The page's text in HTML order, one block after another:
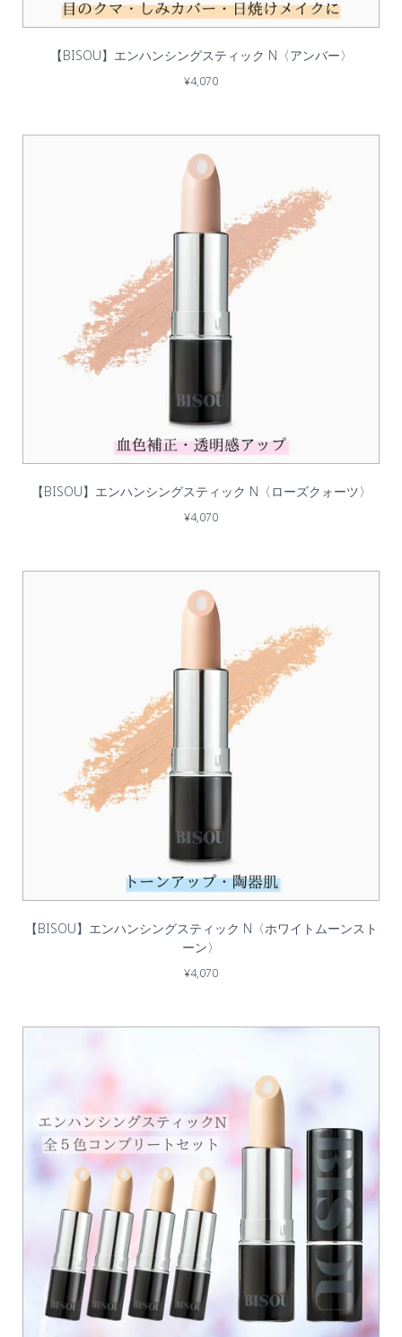
【BISOU】エンハンシングスティック N〈アンバー〉
¥4,070
【BISOU】エンハンシングスティック N〈ローズクォーツ〉
¥4,070
【BISOU】エンハンシングスティック N〈ホワイトムーンスト
ーン〉
¥4,070